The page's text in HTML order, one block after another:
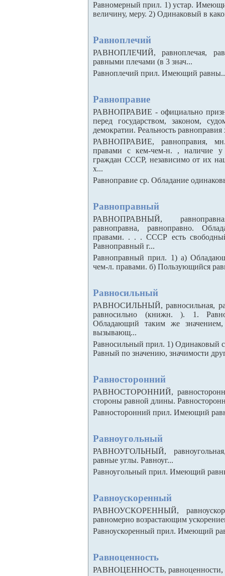
Равномерный прил. 1) устар.
величину, меру. 2) Одинаковый в
Равноплечий
РАВНОПЛЕЧИЙ, равноплечая,
равными плечами (в 3 знач...
Равноплечий прил. Имеющий
Равноправие
РАВНОПРАВИЕ - официально
перед государством, законом,
демократии. Реальность
РАВНОПРАВИЕ, равноправия,
правами с кем-чем-н. , наличие у
граждан СССР, независимо от их
х...
Равноправие ср. Обладание
Равноправный
РАВНОПРАВНЫЙ,
равноправна, равноправно.
правами. . . . СССР есть
Равноправный г...
Равноправный прил. 1) а)
чем-л. правами. б) Пользующийся
Равносильный
РАВНОСИЛЬНЫЙ, равносильная,
равносильно (книжн. ). 1.
Обладающий таким же
вызывающ...
Равносильный прил. 1) Одинаковый
Равный по значению, значимости
Равносторонний
РАВНОСТОРОННИЙ,
стороны равной длины.
Равносторонний прил. Имеющий
Равноугольный
РАВНОУГОЛЬНЫЙ,
равные углы. Равноуг...
Равноугольный прил. Имеющий
Равноускоренный
РАВНОУСКОРЕННЫЙ,
равномерно возрастающим
Равноускоренный прил. Имеющий
Равноценность
РАВНОЦЕННОСТЬ, равноценности,